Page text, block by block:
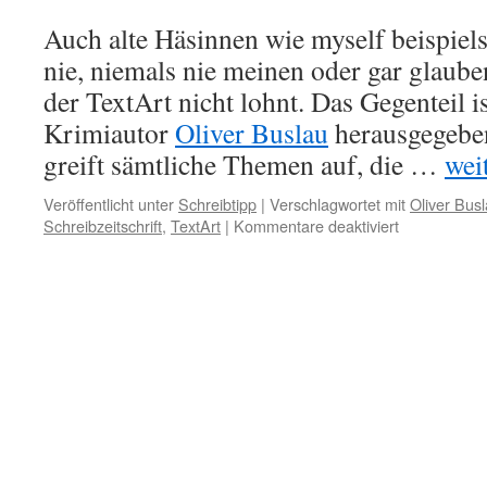
Auch alte Häsinnen wie myself
nie, niemals nie meinen oder gar
der TextArt nicht lohnt. Das Gegenteil
KrimiautorOliver Buslau
greift sämtliche Themen auf, die …
Veröffentlicht unter Schreibtipp | Verschlagwortet mitOliver
Schreibzeitschrift, TextArt | Kommentare deaktiviertfür